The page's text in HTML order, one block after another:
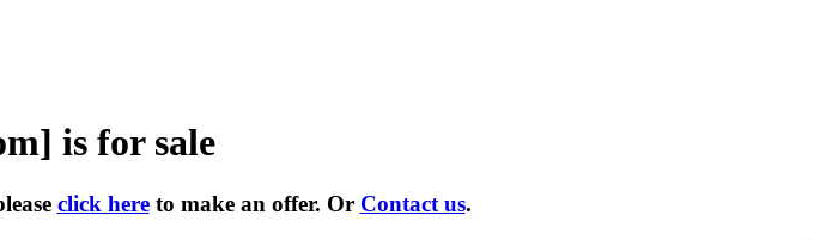
is for sale
click hereto make an offer. Or Contact us.